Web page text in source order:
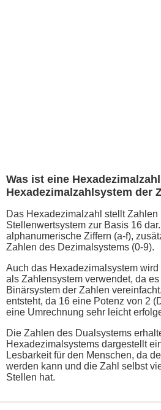
Was ist eine
Hexadezimalzahlsystem der
Das Hexadezimalzahl stellt Zahlen
Stellenwertsystem zur Basis 16
alphanumerische Ziffern (a-f),
Zahlen des Dezimalsystems (0-9).
Auch das Hexadezimalsystem wird
als Zahlensystem verwendet, da
Binärsystem der Zahlen
entsteht, da 16 eine Potenz von 2
eine Umrechnung sehr leicht
Die Zahlen des Dualsystems
Hexadezimalsystems dargestellt
Lesbarkeit für den Menschen, da
werden kann und die Zahl selbst
Stellen hat.